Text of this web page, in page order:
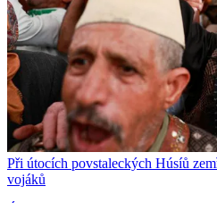
Při útocích povstaleckých Húsíů
vojáků